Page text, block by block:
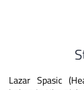
Lazar Spasic